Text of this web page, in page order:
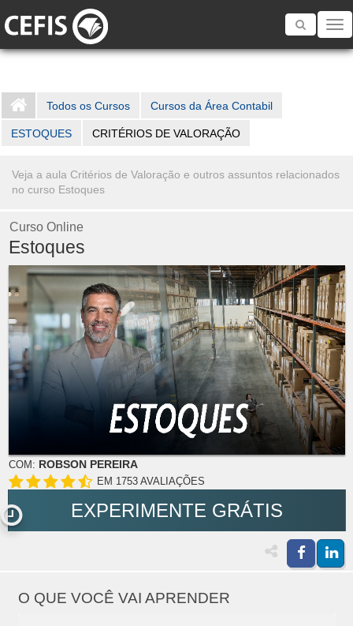
Toggle
Todos os Cursos Cursos da Área Contabil
ESTOQUES CRITÉRIOS DE VALORAÇÃO
Veja a aula Critérios de Valoração e outros assuntos relacionados
no curso Estoques
Curso Online
Estoques
COM: ROBSON PEREIRA
EM 1753 AVALIAÇÕES
EXPERIMENTE GRÁTIS
O QUE VOCÊ VAI APRENDER